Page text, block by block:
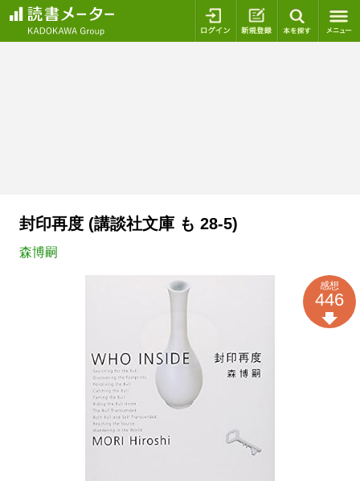
ログイン 新規登録
封印再度 (講談社文庫 も 28-5)
森博嗣
感想
446